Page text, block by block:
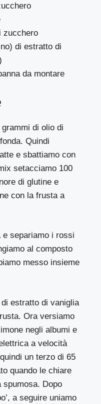
zucchero
di estratto di
da montare
di olio di
Quindi
e sbattiamo con
setacciamo 100
di glutine e
con la frusta a
e separiamo i rossi
al composto
messo insieme
estratto di vaniglia
Ora versiamo
negli albumi e
a velocità
un terzo di 65
quando le chiare
spumosa. Dopo
a seguire uniamo